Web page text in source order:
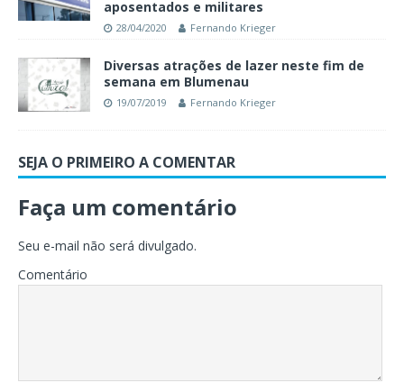
aposentados e militares
28/04/2020 Fernando Krieger
Diversas atrações de lazer neste fim de
semana em Blumenau
19/07/2019 Fernando Krieger
SEJA O PRIMEIRO A COMENTAR
Faça um comentário
Seu e-mail não será divulgado.
Comentário